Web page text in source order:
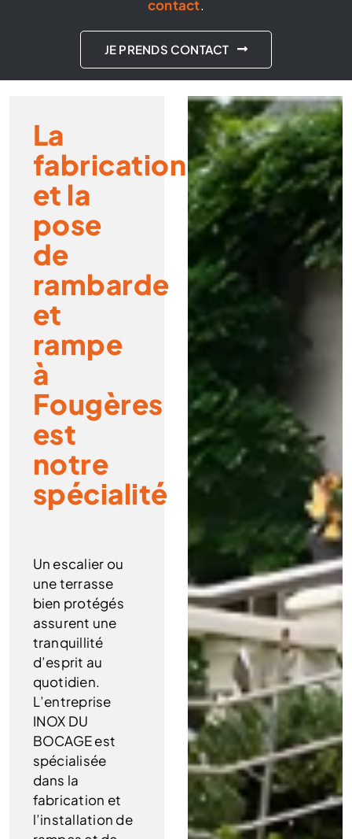
contact.
JE PRENDS CONTACT
La
fabrication
et la
pose
de
rambarde
et
rampe
à
Fougères
est
notre
spécialité
Un escalier ou
une terrasse
bien protégés
assurent une
tranquillité
d’esprit au
quotidien.
L’entreprise
INOX DU
BOCAGE est
spécialisée
dans la
fabrication et
l’installation de